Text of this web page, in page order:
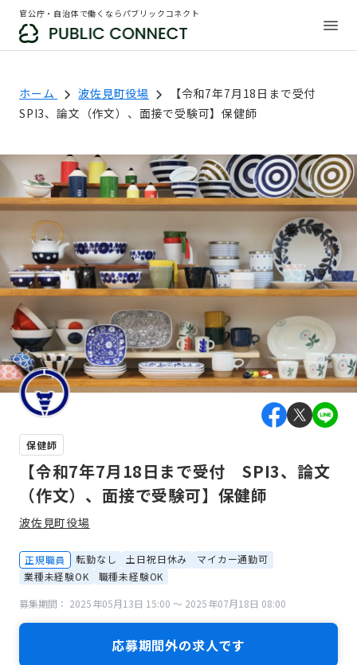
官公庁・自治体で働くならパブリックコネクト
ホーム 波佐見町役場
【令和7年7月18日まで受付
SPI3、論文（作文）、面接で受験可】保健師
保健師
【令和7年7月18日まで受付 SPI3、論文
（作文）、面接で受験可】保健師
波佐見町役場
正規職員 転勤なし 土日祝日休み
マイカー通勤可
業種未経験OK
職種未経験OK
募集期間： 2025年05月13日 15:00 〜 2025年07月18日 08:00
応募期間外の求人です